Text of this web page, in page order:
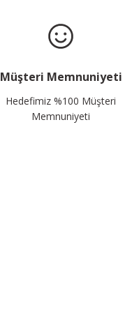
Müşteri Memnuniyeti
Hedefimiz %100 Müşteri
Memnuniyeti